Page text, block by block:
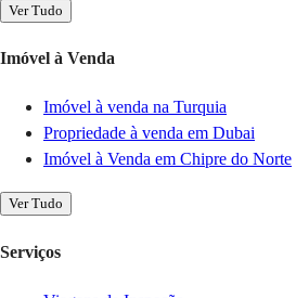
Ver Tudo
Imóvel à Venda
Imóvel à venda na Turquia
Propriedade à venda em Dubai
Imóvel à Venda em Chipre do Norte
Ver Tudo
Serviços